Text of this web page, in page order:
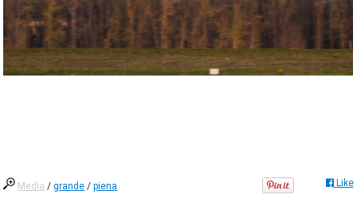
Media /grande /piena Like